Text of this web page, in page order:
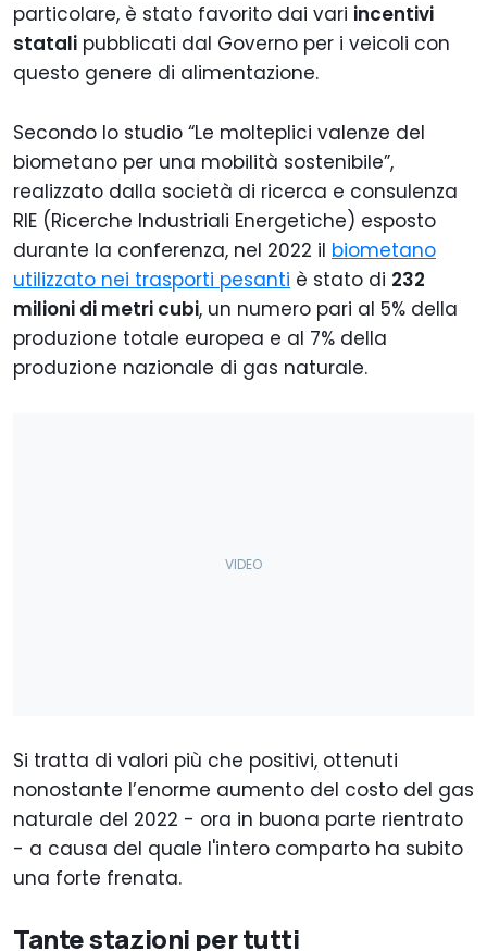
particolare, è stato favorito dai vari incentivi
statali pubblicati dal Governo per i veicoli con
questo genere di alimentazione.
Secondo lo studio “Le molteplici valenze del
biometano per una mobilità sostenibile”,
realizzato dalla società di ricerca e consulenza
RIE (Ricerche Industriali Energetiche) esposto
durante la conferenza, nel 2022 il biometano
utilizzato nei trasporti pesanti è stato di 232
milioni di metri cubi, un numero pari al 5% della
produzione totale europea e al 7% della
produzione nazionale di gas naturale.
Si tratta di valori più che positivi, ottenuti
nonostante l’enorme aumento del costo del gas
naturale del 2022 - ora in buona parte rientrato
- a causa del quale l'intero comparto ha subito
una forte frenata.
Tante stazioni per tutti